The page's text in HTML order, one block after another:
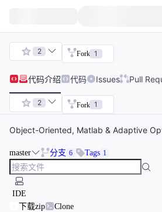
2 Fork 1
代码介绍 代码 Issues Pull
2 Fork 1
Object-Oriented, Matlab & Adaptive
master 分支 6 Tags 1
IDE
下载zip
Clone